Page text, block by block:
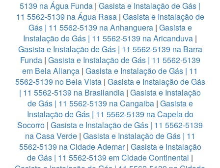
5139 na Água Funda | Gasista e Instalação de Gás |
11 5562-5139 na Água Rasa | Gasista e Instalação de
Gás | 11 5562-5139 na Anhanguera| Gasista e
Instalação de Gás | 11 5562-5139 na Aricanduva |
Gasista e Instalação de Gás | 11 5562-5139 na Barra
Funda | Gasista e Instalação de Gás | 11 5562-5139
em Bela Aliança | Gasista e Instalação de Gás | 11
5562-5139 no Bela Vista| Gasista e Instalação de Gás
| 11 5562-5139 na Brasilandia | Gasista e Instalação
de Gás | 11 5562-5139 na Cangaiba| Gasista e
Instalação de Gás | 11 5562-5139 na Capela do
Socorro | Gasista e Instalação de Gás | 11 5562-5139
na Casa Verde| Gasista e Instalação de Gás | 11
5562-5139 na Cidade Ademar| Gasista e Instalação
de Gás | 11 5562-5139 em Cidade Continental |